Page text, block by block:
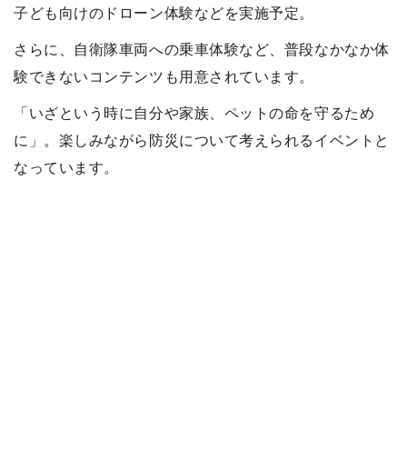
子ども向けのドローン体験などを実施予定。
さらに、自衛隊車両への乗車体験など、普段なかなか体
験できないコンテンツも用意されています。
「いざという時に自分や家族、ペットの命を守るため
に」。楽しみながら防災について考えられるイベントと
なっています。